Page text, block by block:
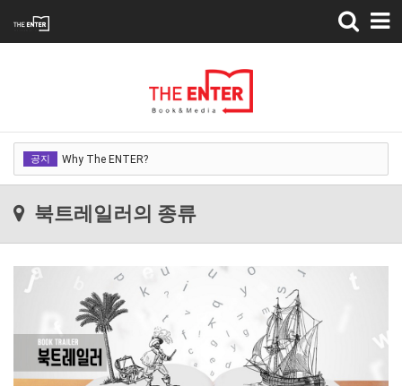
Toggle
navigation
공지 Why The ENTER?
Why The ENTER?
북트레일러의 종류